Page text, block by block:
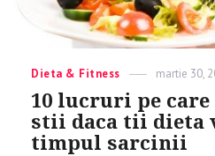
Categories
Dieta & Fitness
Posted
martie 30,
10 lucruri pe
stii daca tii dieta
timpul sarcinii